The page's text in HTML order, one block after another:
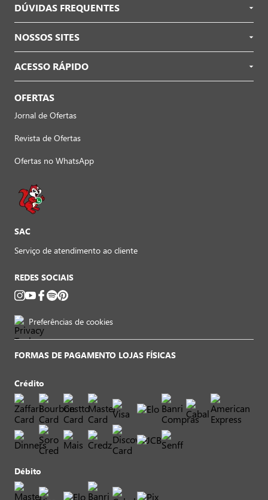
DÚVIDAS FREQUENTES
NOSSOS SITES
ACESSO RÁPIDO
OFERTAS
Jornal de Ofertas
Revista de Ofertas
Ofertas no WhatsApp
SAC
Serviço de atendimento ao cliente
REDES SOCIAIS
Preferências de cookies
FORMAS DE PAGAMENTO LOJAS FÍSICAS
Crédito
Débito